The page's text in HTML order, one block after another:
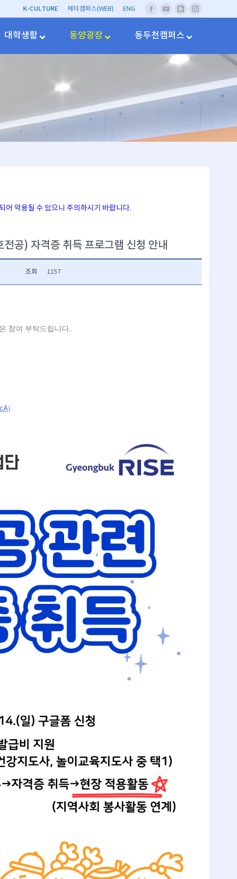
K-CULTURE 메타캠퍼스(WEB) ENG
페
스
북
유
브
네
버
그
Instagram
대학생활 동양광장 동두천캠퍼스
어 악용될 수 있으니 주의하시기 바랍니다.
공) 자격증 취득 프로그램 신청 안내
조회 1157
참여 부탁드립니다.
)